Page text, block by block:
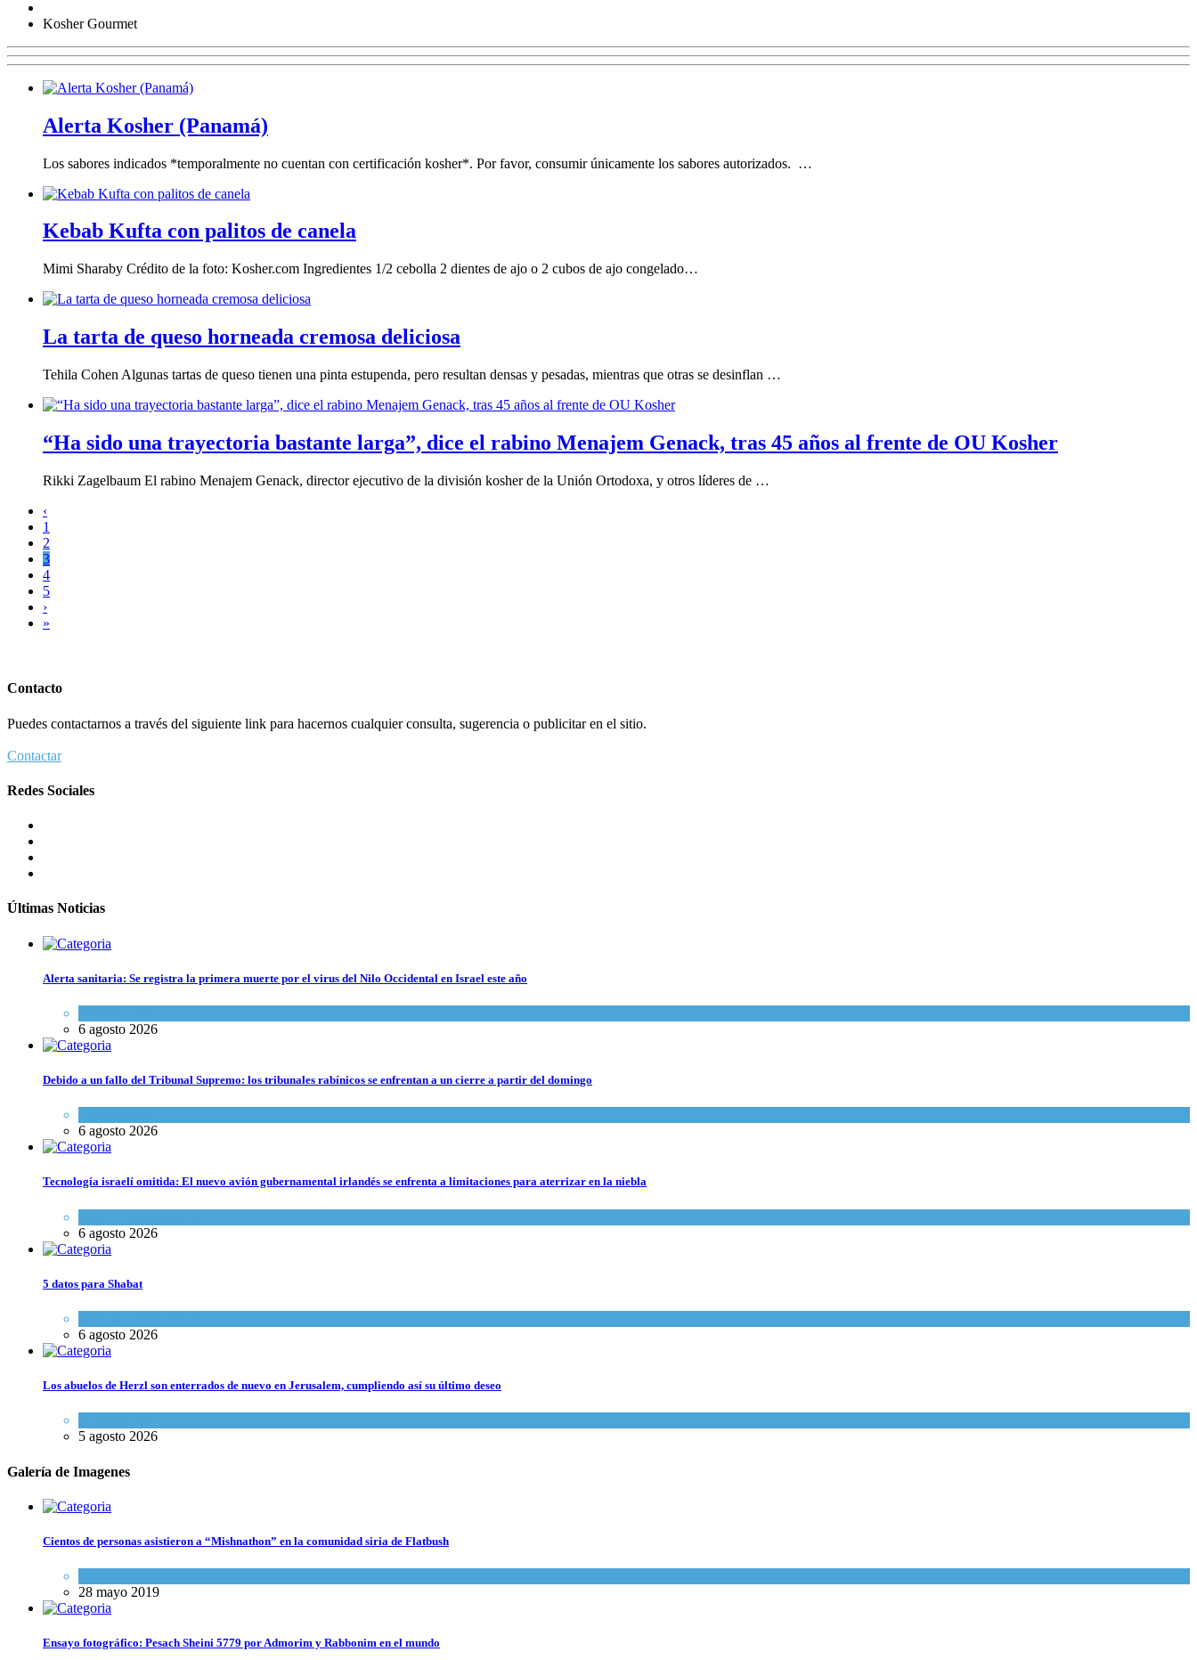
Kosher Gourmet
Alerta Kosher (Panamá)
Los sabores indicados *temporalmente no cuentan con certificación kosher*. Por favor, consumir únicamente los sabores autorizados. …
Kebab Kufta con palitos de canela
Mimi Sharaby Crédito de la foto: Kosher.com Ingredientes 1/2 cebolla 2 dientes de ajo o 2 cubos de ajo congelado…
La tarta de queso horneada cremosa deliciosa
Tehila Cohen Algunas tartas de queso tienen una pinta estupenda, pero resultan densas y pesadas, mientras que otras se desinflan …
“Ha sido una trayectoria bastante larga”, dice el rabino Menajem Genack, tras 45 años al frente de OU Kosher
Rikki Zagelbaum El rabino Menajem Genack, director ejecutivo de la división kosher de la Unión Ortodoxa, y otros líderes de …
‹
1
2
3
4
5
›
»
Contacto
Puedes contactarnos a través del siguiente link para hacernos cualquier consulta, sugerencia o publicitar en el sitio.
Contactar
Redes Sociales
Últimas Noticias
Alerta sanitaria: Se registra la primera muerte por el virus del Nilo Occidental en Israel este año
6 agosto 2026
Debido a un fallo del Tribunal Supremo: los tribunales rabínicos se enfrentan a un cierre a partir del domingo
6 agosto 2026
Tecnología israelí omitida: El nuevo avión gubernamental irlandés se enfrenta a limitaciones para aterrizar en la niebla
6 agosto 2026
5 datos para Shabat
6 agosto 2026
Los abuelos de Herzl son enterrados de nuevo en Jerusalem, cumpliendo así su último deseo
5 agosto 2026
Galería de Imagenes
Cientos de personas asistieron a “Mishnathon” en la comunidad siria de Flatbush
28 mayo 2019
Ensayo fotográfico: Pesach Sheini 5779 por Admorim y Rabbonim en el mundo